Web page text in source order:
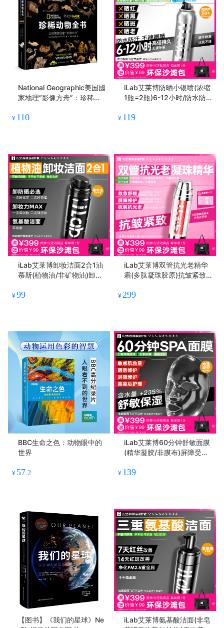
National Geographic美国國
家地理“影像方舟”：珍稀动
¥ 110
iLab艾莱博防晒小银喷(浓缩
1瓶=2瓶)6-12小时/防水防
¥ 119
iLab艾莱博卸妆洁面2合1油
慕斯(植物油/非矿物油)卸防
¥99
iLab艾莱博双管抗光老精华
霜(多肽凝珠胶原)抗皱紧致/
¥ 299
BBC生命之色：动物眼中的
世界
¥ 57 .2
iLab艾莱博60分钟舒敏面膜
(精华凝胶/非膜布)屏障受损/
¥ 139
【图书】《我们的星球》Ne
iLab艾莱博氨基酸洁面(非皂